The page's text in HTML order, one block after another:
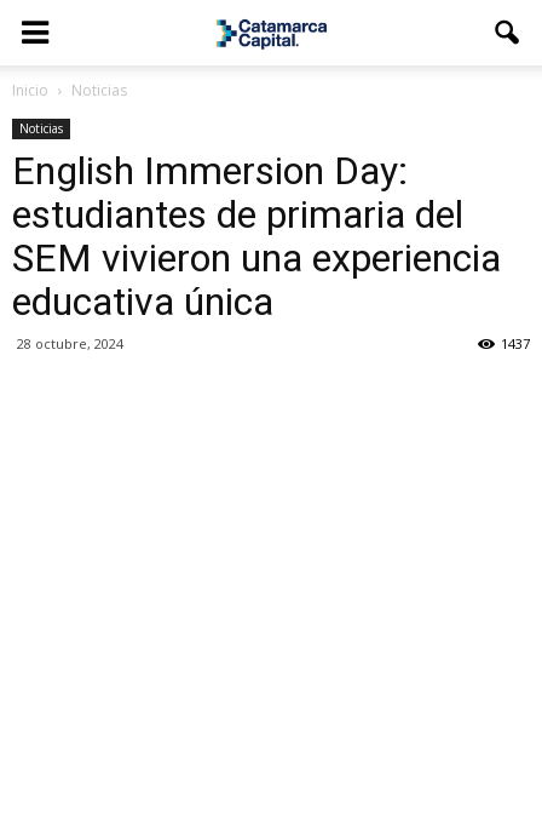
Inicio Noticias
Noticias
English Immersion Day:
estudiantes de primaria del
SEM vivieron una experiencia
educativa única
28 octubre, 2024 1437